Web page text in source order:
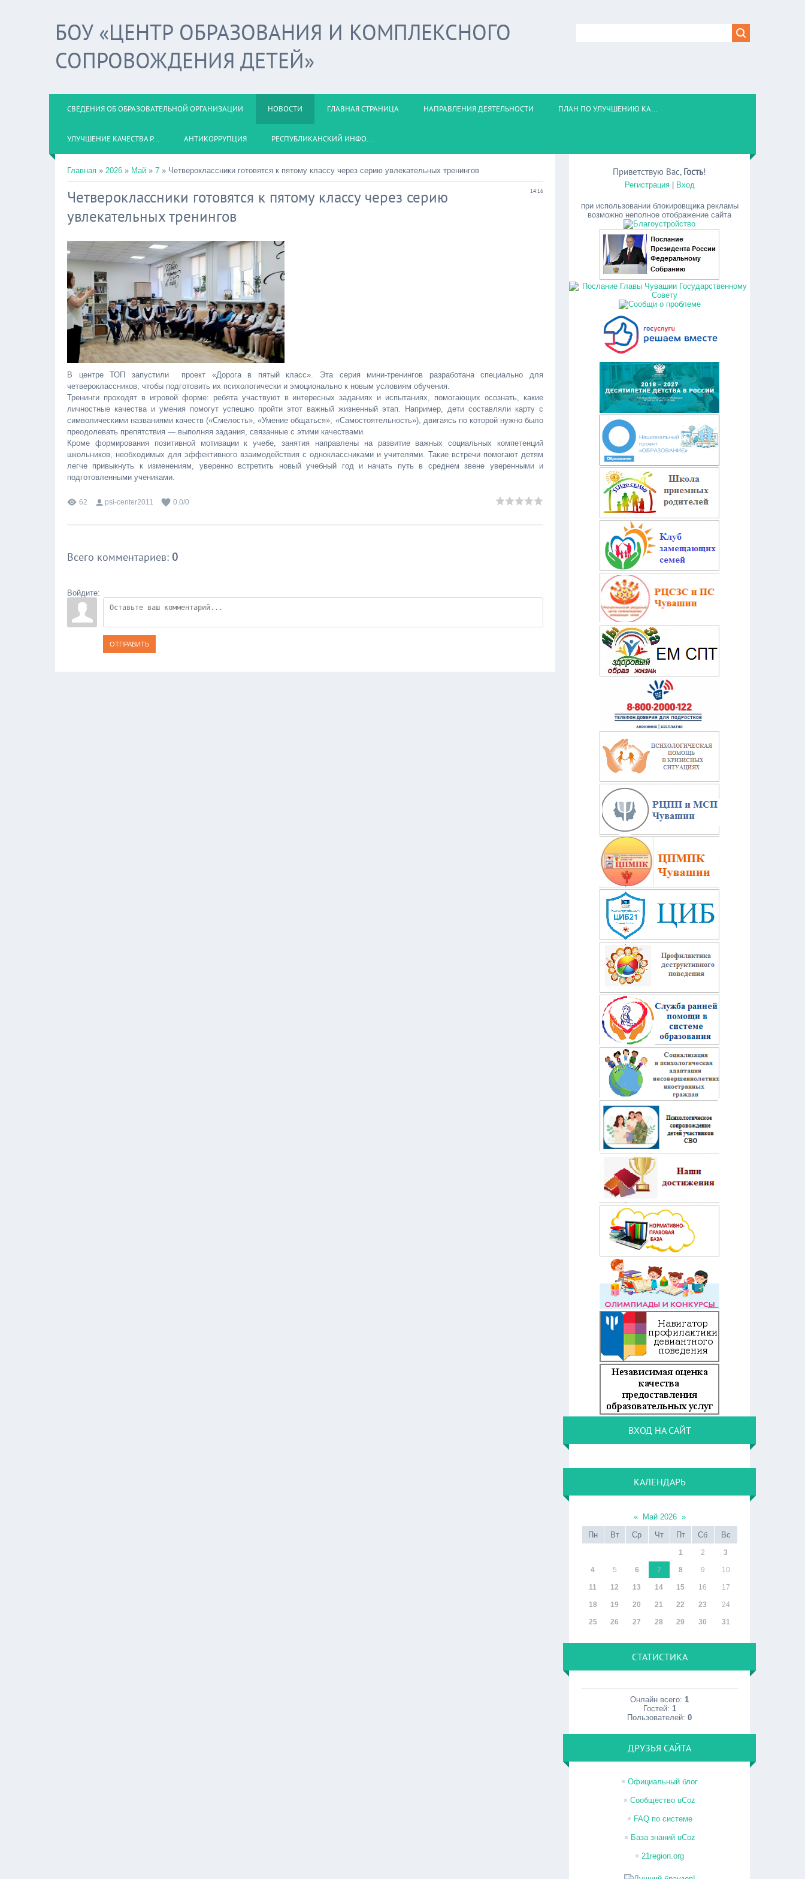
БОУ «ЦЕНТР ОБРАЗОВАНИЯ И КОМПЛЕКСНОГО
СОПРОВОЖДЕНИЯ ДЕТЕЙ»
СВЕДЕНИЯ ОБ ОБРАЗОВАТЕЛЬНОЙ ОРГАНИЗАЦИИ НОВОСТИ ГЛАВНАЯ СТРАНИЦА НАПРАВЛЕНИЯ ДЕЯТЕЛЬНОСТИ ПЛАН ПО УЛУЧШЕНИЮ КА...
УЛУЧШЕНИЕ КАЧЕСТВА Р... АНТИКОРРУПЦИЯ РЕСПУБЛИКАНСКИЙ ИНФО...
Главная » 2026 » Май » 7 » Четвероклассники готовятся к пятому классу через серию увлекательных тренингов
14:16
Четвероклассники готовятся к пятому классу через серию
увлекательных тренингов
В центре ТОП запустили проект «Дорога в пятый класс». Эта серия мини-тренингов разработана специально для
четвероклассников, чтобы подготовить их психологически и эмоционально к новым условиям обучения.
Тренинги проходят в игровой форме: ребята участвуют в интересных заданиях и испытаниях, помогающих осознать, какие
личностные качества и умения помогут успешно пройти этот важный жизненный этап. Например, дети составляли карту с
символическими названиями качеств («Смелость», «Умение общаться», «Самостоятельность»), двигаясь по которой нужно было
преодолевать препятствия — выполняя задания, связанные с этими качествами.
Кроме формирования позитивной мотивации к учебе, занятия направлены на развитие важных социальных компетенций
школьников, необходимых для эффективного взаимодействия с одноклассниками и учителями. Такие встречи помогают детям
легче привыкнуть к изменениям, уверенно встретить новый учебный год и начать путь в среднем звене уверенными и
подготовленными учениками.
62 psi-center2011 0.0/0
Всего комментариев: 0
Войдите:
ОТПРАВИТЬ
Приветствую Вас, Гость!
Регистрация| Вход
при использовании блокировщика рекламы
возможно неполное отображение сайта
ВХОД НА САЙТ
КАЛЕНДАРЬ
« Май 2026 »
Пн
Вт Ср Чт Пт Сб Вс
1 2 3
4 5 6 7 8 9 10
11 12 13 14 15 16 17
18 19 20 21 22 23 24
25 26 27 28 29 30 31
СТАТИСТИКА
Онлайн всего:1
Гостей: 1
Пользователей:0
ДРУЗЬЯ САЙТА
Официальный блог
Сообщество uCoz
FAQ по системе
База знаний uCoz
21region.org